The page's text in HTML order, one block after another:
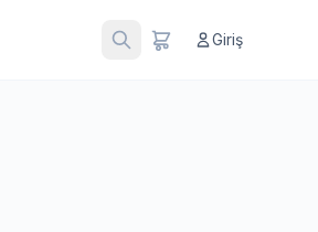
Giriş